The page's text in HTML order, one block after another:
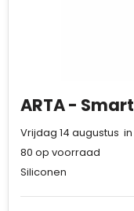
James Harvest
Kingcap
ARTA -
Vrijdag 14 augustus in
80 op voorraad
Siliconen